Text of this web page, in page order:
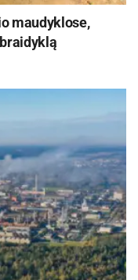
mažinimo, bet ir
maudyklose,